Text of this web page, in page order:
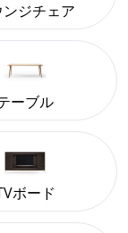
ンジチェア
ーブル
ボード